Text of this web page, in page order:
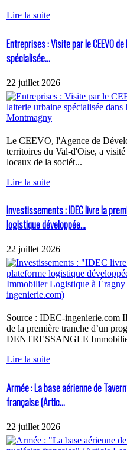
Lire la suite
Entreprises : Visite par le CEEVO
spécialisée...
22 juillet 2026
Le CEEVO, l'Agence de
territoires du Val-d'Oise, a
locaux de la sociét...
Lire la suite
Investissements : IDEC livre la
logistique développée...
22 juillet 2026
Source : IDEC-ingenierie.com
de la première tranche d’un
DENTRESSANGLE
Lire la suite
Armée : La base aérienne de
française (Artic...
22 juillet 2026